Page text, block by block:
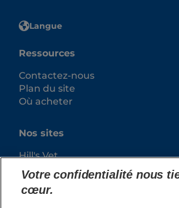
Langue
Ressources
Contactez-nous
Plan du site
Où acheter
Nos sites
Hill's Vet
Carrières
Votre confidentialité nous
cœur.